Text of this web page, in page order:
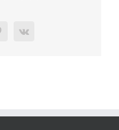
PinterestVk